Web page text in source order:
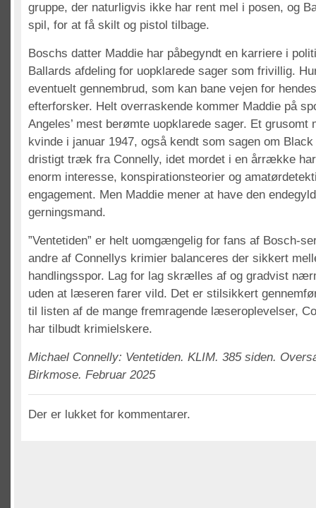
gruppe, der naturligvis ikke har rent mel i posen, og
spil, for at få skilt og pistol tilbage.
Boschs datter Maddie har påbegyndt en karriere i
Ballards afdeling for uopklarede sager som frivillig.
eventuelt gennembrud, som kan bane vejen for
efterforsker. Helt overraskende kommer Maddie på
Angeles’ mest berømte uopklarede sager. Et grusomt
kvinde i januar 1947, også kendt som sagen om
dristigt træk fra Connelly, idet mordet i en årrække
enorm interesse, konspirationsteorier og
engagement. Men Maddie mener at have den
gerningsmand.
”Ventetiden” er helt uomgængelig for fans af Bosch-
andre af Connellys krimier balanceres der sikkert
handlingsspor. Lag for lag skrælles af og gradvist
uden at læseren farer vild. Det er stilsikkert
til listen af de mange fremragende læseroplevelser,
har tilbudt krimielskere.
Michael Connelly: Ventetiden. KLIM. 385 siden.
Birkmose. Februar 2025
Der er lukket for kommentarer.